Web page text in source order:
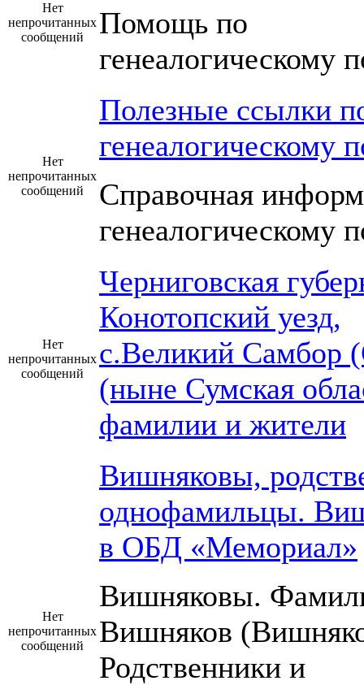
Нет
непрочитанных
сообщений
Помощь по
генеалогическому
Нет
непрочитанных
сообщений
Полезные ссылки
генеалогическому
Справочная
генеалогическому
Нет
непрочитанных
сообщений
Черниговская
Конотопский уезд,
с.Великий Самбор
(ныне Сумская
фамилии и жители
Нет
непрочитанных
сообщений
Вишняковы,
однофамильцы.
в ОБД «Мемориал»
Вишняковы.
Вишняков
Родственники и